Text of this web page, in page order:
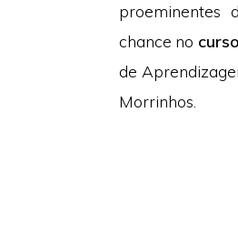
proeminentes
chance no
de
Morrinhos.